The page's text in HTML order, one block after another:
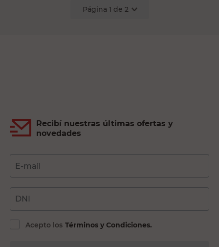
Página 1 de 2
Recibí nuestras últimas ofertas y
novedades
E-mail
DNI
Acepto los Términos y Condiciones.